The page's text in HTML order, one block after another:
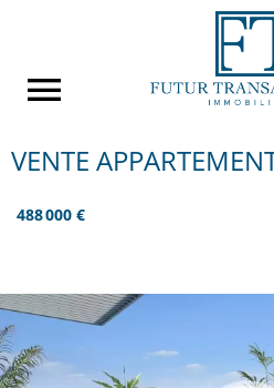
VENTE
488 000 €